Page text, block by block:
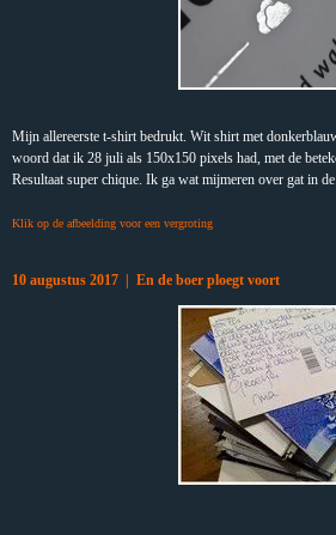
Mijn allereerste t-shirt bedrukt. Wit shirt met
woord dat ik 28 juli als 150x150 pixels had, met de
Resultaat super chique. Ik ga wat mijmeren over gat in
Klik op de afbeelding voor een vergroting
10 augustus 2017 | En de boer ploegt voort